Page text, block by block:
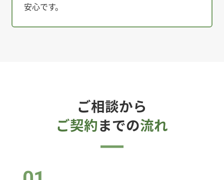
安心です。
ご相談から
ご契約までの流れ